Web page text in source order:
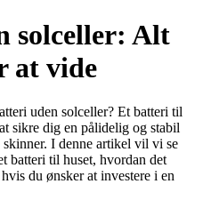
solceller: Alt
at vide
uden solceller? Et batteri til
sikre dig en pålidelig og stabil
I denne artikel vil vi se
batteri til huset, hvordan det
du ønsker at investere i en